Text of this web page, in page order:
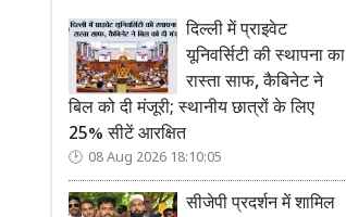
दिल्ली में प्राइवेट
यूनिवर्सिटी की स्थापना का
रास्ता साफ, कैबिनेट ने
बिल को दी मंजूरी; स्थानीय छात्रों के लिए
25% सीटें आरक्षित
08 Aug 2026 18:10:05
सीजेपी प्रदर्शन में शामिल